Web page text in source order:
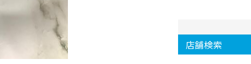
店舗検索